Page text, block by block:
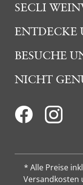
SECLI
ENTDECKE
BESUCHE
NICHT
* Alle Preise
Versandkosten